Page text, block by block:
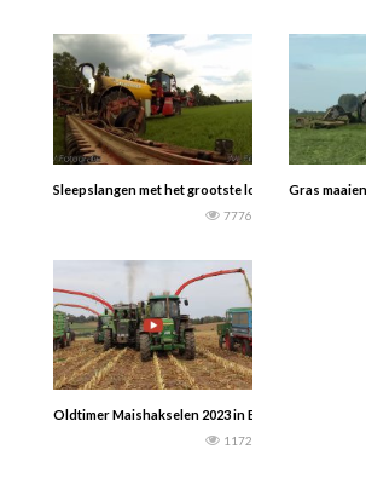
Sleepslangen met het grootste loonbedrijf van
7776
Gras
Oldtimer Maishakselen 2023 in Emersacker
1172